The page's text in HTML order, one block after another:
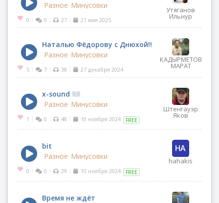
Утяганов
Ильнур
Разное Минусовки
0 | 0 | 27 | 21 мая 2025
КАДЫРМЕТОВ
МАРАТ
Наталью Фёдорову с Днюхой!!!
Разное Минусовки
5 | 7 | 38 | 27 декабря 2024
Штенгауэр
Яков
x-sound
Разное Минусовки
1 | 0 | 48 | 10 ноября 2024 FREE
hahakis
bit
Разное Минусовки
0 | 0 | 29 | 10 ноября 2024 FREE
Время не ждёт